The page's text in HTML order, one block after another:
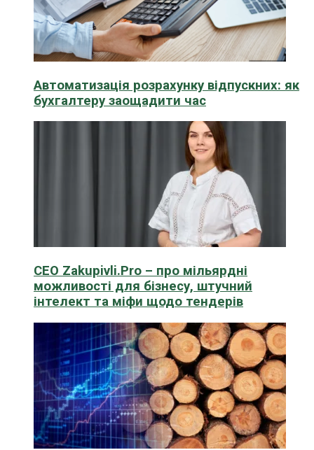
Автоматизація розрахунку відпускних: як
бухгалтеру заощадити час
CEO Zakupivli.Pro – про мільярдні
можливості для бізнесу, штучний
інтелект та міфи щодо тендерів